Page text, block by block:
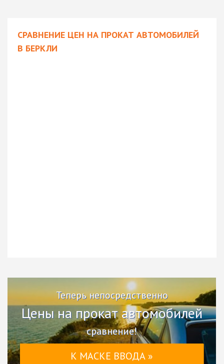
СРАВНЕНИЕ ЦЕН НА ПРОКАТ АВТОМОБИЛЕЙ
В БЕРКЛИ
Теперь непосредственно
Цены на прокат автомобилей
сравнение!
К МАСКЕ ВВОДА »